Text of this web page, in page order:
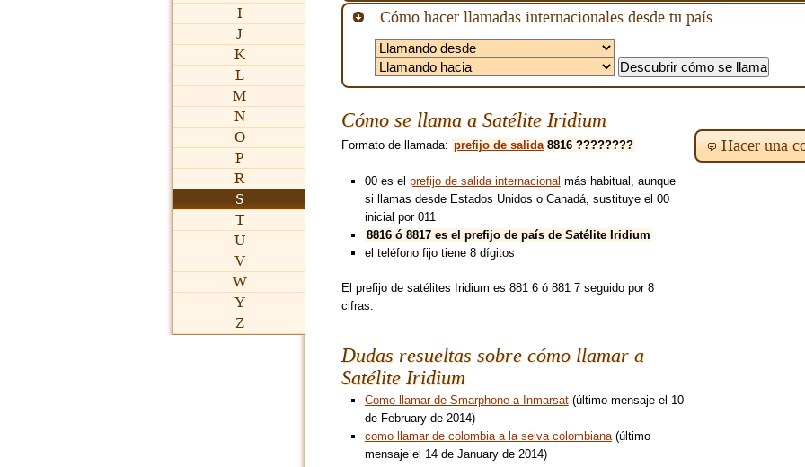
I
J
K
L
M
N
O
P
R
S
T
U
V
W
Y
Z
Cómo hacer llamadas internacionales desde tu país
Hacer una
Cómo se llama a Satélite Iridium
Formato de llamada: prefijo de salida 8816 ????????
00 es el prefijo de salida internacional más habitual, aunque
si llamas desde Estados Unidos o Canadá, sustituye el 00
inicial por 011
8816 ó 8817 es el prefijo de país de Satélite Iridium
el teléfono fijo tiene 8 dígitos
El prefijo de satélites Iridium es 881 6 ó 881 7 seguido por 8
cifras.
Dudas resueltas sobre cómo llamar a
Satélite Iridium
Como llamar de Smarphone a Inmarsat(último mensaje el 10
de February de 2014)
como llamar de colombia a la selva colombiana(último
mensaje el 14 de January de 2014)